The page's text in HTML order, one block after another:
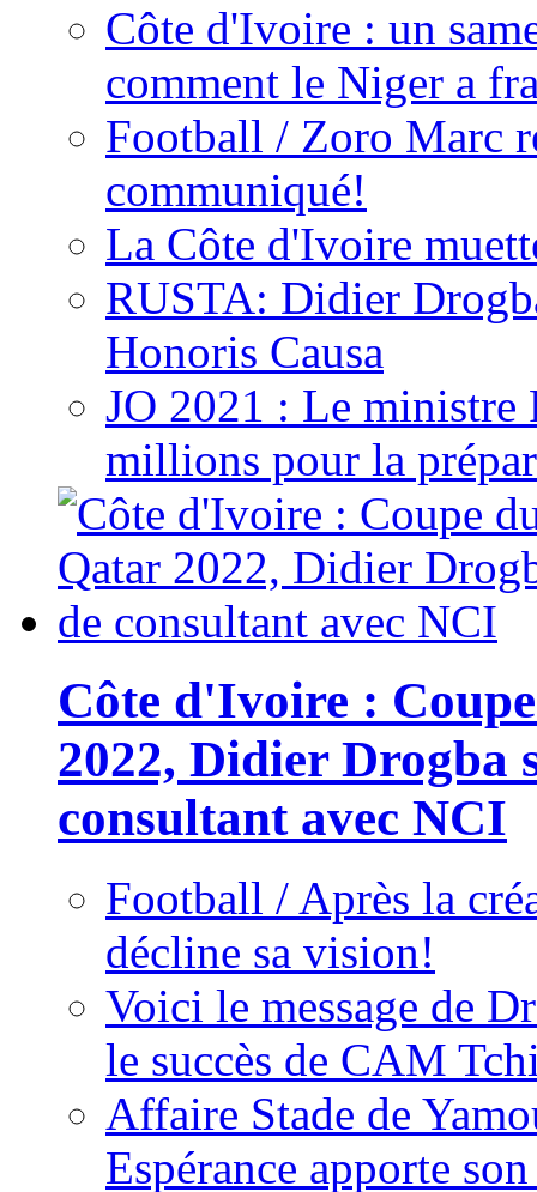
Côte d'Ivoire : un
comment le Niger a
Football / Zoro Marc
communiqué!
La Côte d'Ivoire
RUSTA: Didier
Honoris Causa
JO 2021 : Le ministre
millions pour la
Côte d'Ivoire :
2022, Didier Drogba
consultant avec NCI
Football / Après la
décline sa vision!
Voici le message de
le succès de CAM
Affaire Stade de
Espérance apporte